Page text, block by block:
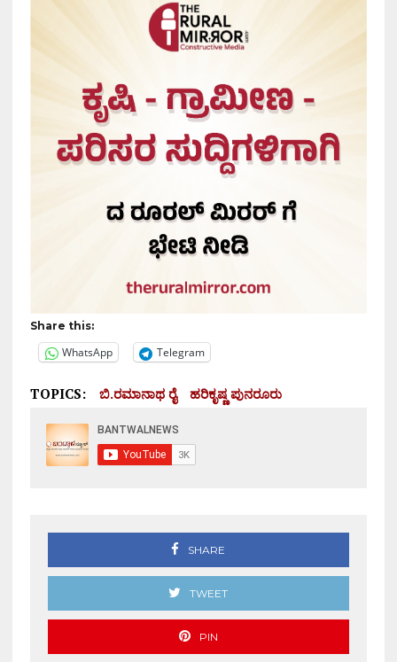
Share this:
WhatsApp Telegram
TOPICS: ಬಿ.ರಮಾನಾಥ ರೈ ಹರಿಕೃಷ್ಣ ಪುನರೂರು
SHARE
TWEET
PIN